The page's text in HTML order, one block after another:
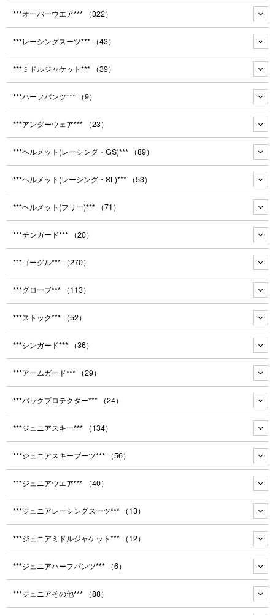
***オーバーウエア*** （322）
***レーシングスーツ*** （43）
***ミドルジャケット*** （39）
***ハーフパンツ*** （9）
***アンダーウェア*** （23）
***ヘルメット(レーシング・GS)*** （89）
***ヘルメット(レーシング・SL)*** （53）
***ヘルメット(フリー)*** （71）
***チンガード*** （20）
***ゴーグル*** （270）
***グローブ*** （113）
***ストック*** （52）
***シンガード*** （36）
***アームガード*** （29）
***バックプロテクター*** （24）
***ジュニアスキー*** （134）
***ジュニアスキーブーツ*** （56）
***ジュニアウエア*** （40）
***ジュニアレーシングスーツ*** （13）
***ジュニアミドルジャケット*** （12）
***ジュニアハーフパンツ*** （6）
***ジュニアその他*** （88）